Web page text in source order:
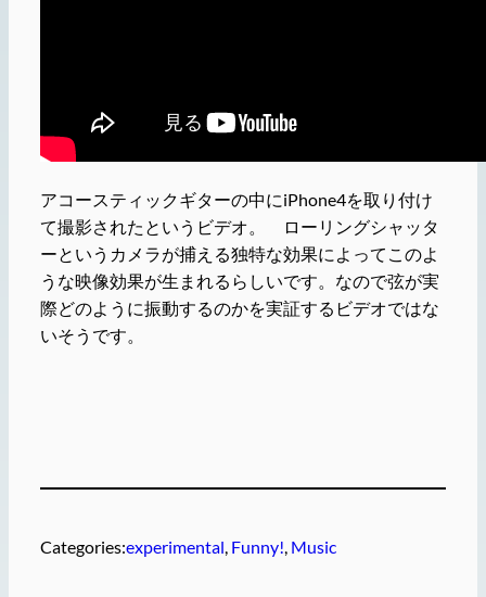
アコースティックギターの中にiPhone4を取り付け
て撮影されたというビデオ。 ローリングシャッタ
ーというカメラが捕える独特な効果によってこのよ
うな映像効果が生まれるらしいです。なので弦が実
際どのように振動するのかを実証するビデオではな
いそうです。
Categories:experimental Funny! Music